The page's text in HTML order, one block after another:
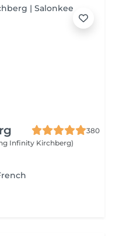
380
Infinity Kirchberg)